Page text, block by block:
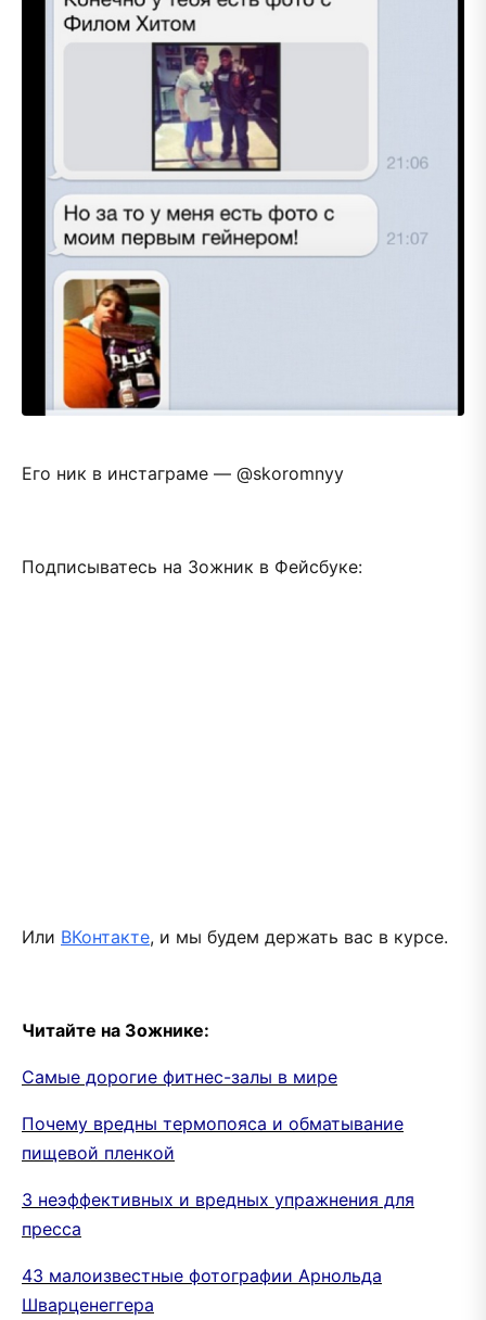
Его ник в инстаграме — @skoromnyy
Подписыватесь на Зожник в Фейсбуке:
Или ВКонтакте, и мы будем держать вас в курсе.
Читайте на Зожнике:
Самые дорогие фитнес-залы в мире
Почему вредны термопояса и обматывание
пищевой пленкой
3 неэффективных и вредных упражнения для
пресса
43 малоизвестные фотографии Арнольда
Шварценеггера